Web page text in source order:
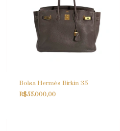
Bolsa Hermès Birkin 35
R$55.000,00